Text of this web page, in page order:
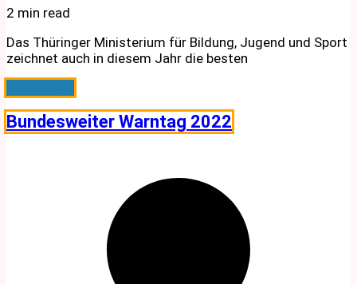
2 min read
Das Thüringer Ministerium für Bildung, Jugend und Sport
zeichnet auch in diesem Jahr die besten
Bundesweiter Warntag 2022